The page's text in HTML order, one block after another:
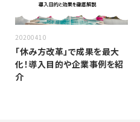
20200410
「休み方改革」で成果を最大
化！導入目的や企業事例を紹
介